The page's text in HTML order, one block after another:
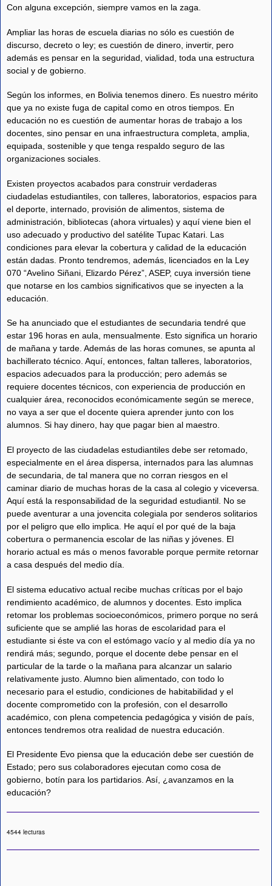
Con alguna excepción, siempre vamos en la zaga.
Ampliar las horas de escuela diarias no sólo es cuestión de
discurso, decreto o ley; es cuestión de dinero, invertir, pero
además es pensar en la seguridad, vialidad, toda una estructura
social y de gobierno.
Según los informes, en Bolivia tenemos dinero. Es nuestro mérito
que ya no existe fuga de capital como en otros tiempos. En
educación no es cuestión de aumentar horas de trabajo a los
docentes, sino pensar en una infraestructura completa, amplia,
equipada, sostenible y que tenga respaldo seguro de las
organizaciones sociales.
Existen proyectos acabados para construir verdaderas
ciudadelas estudiantiles, con talleres, laboratorios, espacios para
el deporte, internado, provisión de alimentos, sistema de
administración, bibliotecas (ahora virtuales) y aquí viene bien el
uso adecuado y productivo del satélite Tupac Katari. Las
condiciones para elevar la cobertura y calidad de la educación
están dadas. Pronto tendremos, además, licenciados en la Ley
070 “Avelino Siñani, Elizardo Pérez”, ASEP, cuya inversión tiene
que notarse en los cambios significativos que se inyecten a la
educación.
Se ha anunciado que el estudiantes de secundaria tendré que
estar 196 horas en aula, mensualmente. Esto significa un horario
de mañana y tarde. Además de las horas comunes, se apunta al
bachillerato técnico. Aquí, entonces, faltan talleres, laboratorios,
espacios adecuados para la producción; pero además se
requiere docentes técnicos, con experiencia de producción en
cualquier área, reconocidos económicamente según se merece,
no vaya a ser que el docente quiera aprender junto con los
alumnos. Si hay dinero, hay que pagar bien al maestro.
El proyecto de las ciudadelas estudiantiles debe ser retomado,
especialmente en el área dispersa, internados para las alumnas
de secundaria, de tal manera que no corran riesgos en el
caminar diario de muchas horas de la casa al colegio y viceversa.
Aquí está la responsabilidad de la seguridad estudiantil. No se
puede aventurar a una jovencita colegiala por senderos solitarios
por el peligro que ello implica. He aquí el por qué de la baja
cobertura o permanencia escolar de las niñas y jóvenes. El
horario actual es más o menos favorable porque permite retornar
a casa después del medio día.
El sistema educativo actual recibe muchas críticas por el bajo
rendimiento académico, de alumnos y docentes. Esto implica
retomar los problemas socioeconómicos, primero porque no será
suficiente que se amplié las horas de escolaridad para el
estudiante si éste va con el estómago vacío y al medio día ya no
rendirá más; segundo, porque el docente debe pensar en el
particular de la tarde o la mañana para alcanzar un salario
relativamente justo. Alumno bien alimentado, con todo lo
necesario para el estudio, condiciones de habitabilidad y el
docente comprometido con la profesión, con el desarrollo
académico, con plena competencia pedagógica y visión de país,
entonces tendremos otra realidad de nuestra educación.
El Presidente Evo piensa que la educación debe ser cuestión de
Estado; pero sus colaboradores ejecutan como cosa de
gobierno, botín para los partidarios. Así, ¿avanzamos en la
educación?
4544 lecturas